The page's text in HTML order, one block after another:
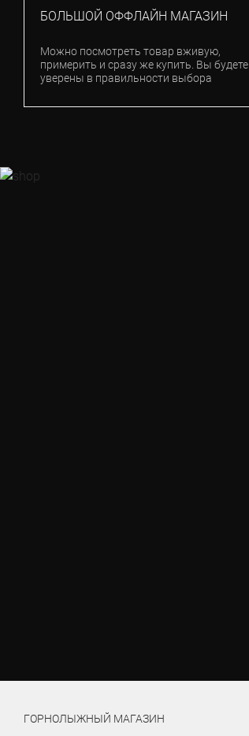
БОЛЬШОЙ ОФФЛАЙН МАГАЗИН
Можно посмотреть товар вживую,
примерить и сразу же купить. Вы будете
уверены в правильности выбора
ГОРНОЛЫЖНЫЙ МАГАЗИН